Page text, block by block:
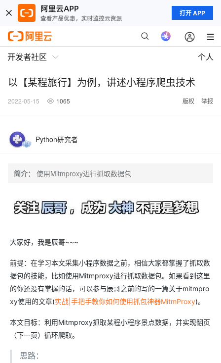
打开 APP
开发者社区 个人
以【某程旅行】为例，讲述小程序爬虫技术
2022-05-15 1065 版权 举报
Python研究者
简介： 使用Mitmproxy进行抓取数据包
大家好，我是辰哥~~~
前提：在学习本文采集小程序数据之前，相信大家都掌握了抓取数
据包的技能，比如使用Mitmproxy进行抓取数据包。如果看到这里
的你还没有掌握的话，可以参与辰哥之前的写的一篇关于mitmpro
xy使用的文章(实战|手把手教你如何使用抓包神器MitmProxy)。
本文目标：利用Mitmproxy抓取某程小程序景点数据，并实现翻页
（下一页）循环爬取。
思路：